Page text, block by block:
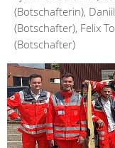
(Botschafterin),
(Botschafter), Felix
(Botschafter)